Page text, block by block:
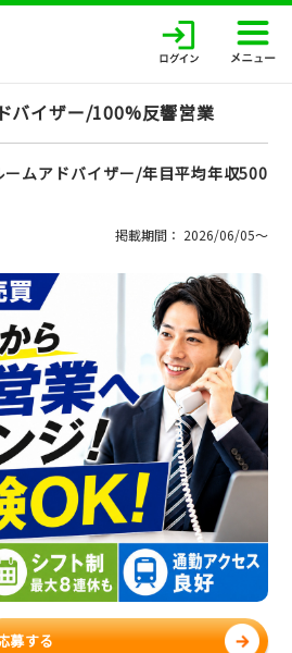
バイザー/100%反響営業
ムアドバイザー/年目平均年収500
掲載期間： 2026/06/05〜
募する